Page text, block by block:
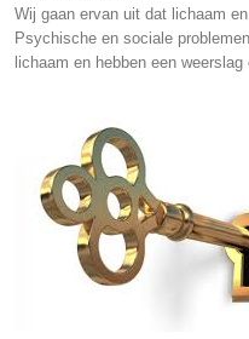
Wij gaan ervan uit dat lichaam
Psychische en sociale
lichaam en hebben een